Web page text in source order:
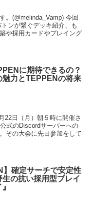
。(@melinda_Vamp) 今回
ンが繋ぐデッキ紹介、も
や採用カードやプレイング
に期待できるの？
魅力とTEPPENの将来
22日（月）朝５時に開催さ
式のDiscordサーバーへの
その大会に先日参加をして
】確定サーチで安定性
生の抗い採用型ブレイ